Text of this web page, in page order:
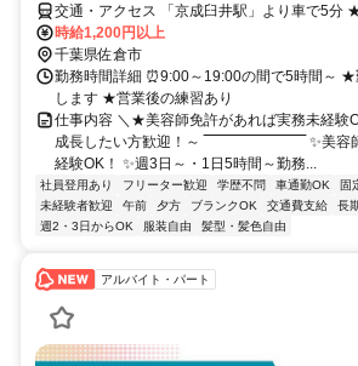
交通・アクセス 「京成臼井駅」より車で5分
備）
時給1,200円以上
千葉県佐倉市
勤務時間詳細 ⏰9:00～19:00の間で5時間～
します ★営業後の練習あり
仕事内容 ＼★美容師免許があれば実務未経験
成長したい方歓迎！～ ‾‾‾‾‾‾‾‾‾‾‾‾‾‾‾‾‾‾‾‾‾ ✨
経験OK！ ✨週3日～・1日5時間～勤務...
社員登用あり フリーター歓迎 学歴不問 車通勤OK 固
未経験者歓迎
午前 夕方 ブランクOK 交通費支給 長
週2・3日からOK
服装自由 髪型・髪色自由
アルバイト・パート